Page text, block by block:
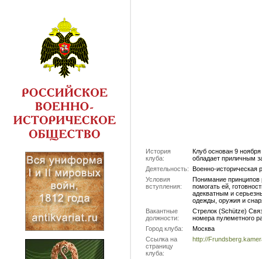
История
клуба:
Клуб основан 9
обладает приличным
Деятельность: Военно-историческая
Условия
вступления:
Понимание принципов
помогать ей,
адекватным и
одежды, оружия и
Вакантные
должности:
Стрелок (Schütze)
номера пулеметного
Город клуба:
Москва
Ссылка на
страницу
клуба:
http://